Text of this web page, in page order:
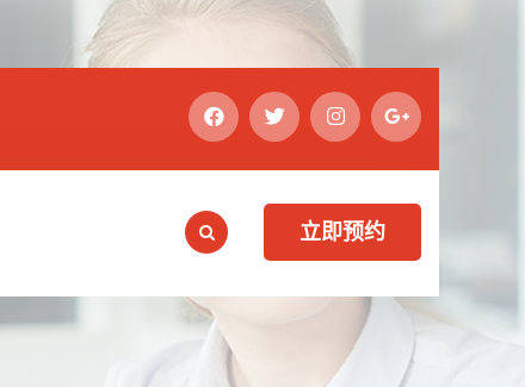
立即预约